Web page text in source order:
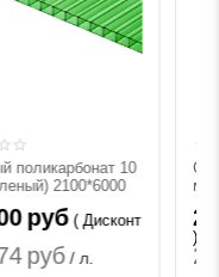
поликарбонат 10
2100*6000
руб( Дисконт
руб